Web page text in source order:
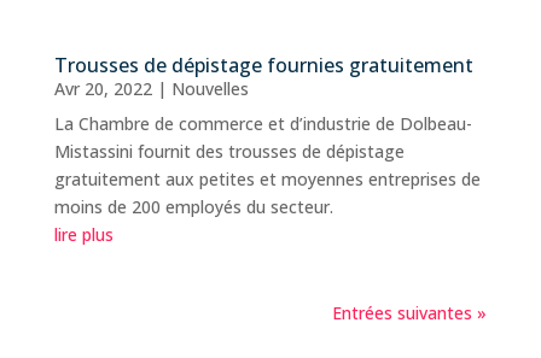
Trousses de dépistage fournies gratuitement
Avr 20, 2022| Nouvelles
La Chambre de commerce et d’industrie de Dolbeau-
Mistassini fournit des trousses de dépistage
gratuitement aux petites et moyennes entreprises de
moins de 200 employés du secteur.
lire plus
Entrées suivantes »